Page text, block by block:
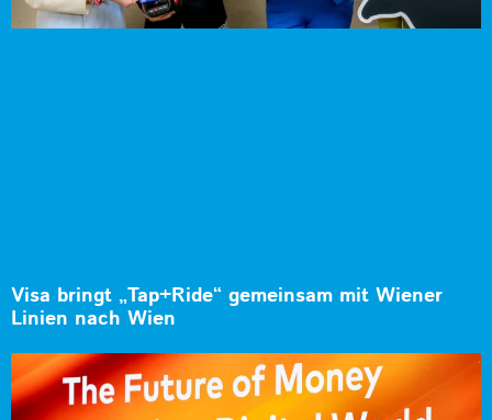
Visa bringt „Tap+Ride“ gemeinsam mit Wiener
Linien nach Wien